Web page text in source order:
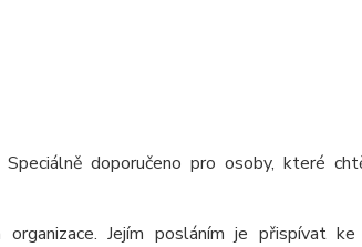
doporučeno pro osoby, které
Jejím posláním je přispívat